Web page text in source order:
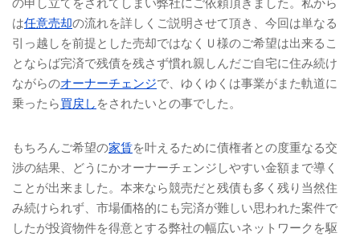
の申し立てをされてしまい弊社にご依頼頂きました。私から
は任意売却の流れを詳しくご説明させて頂き、今回は単なる
引っ越しを前提とした売却ではなくＵ様のご希望は出来るこ
とならば完済で残債を残さず慣れ親しんだご自宅に住み続け
ながらのオーナーチェンジで、ゆくゆくは事業がまた軌道に
乗ったら買戻し をされたいとの事でした。
もちろんご希望の家賃を叶えるために債権者との度重なる交
渉の結果、どうにかオーナーチェンジしやすい金額まで導く
ことが出来ました。本来なら競売だと残債も多く残り当然住
み続けられず、市場価格的にも完済が難しい思われた案件で
したが投資物件を得意とする弊社の幅広いネットワークを駆